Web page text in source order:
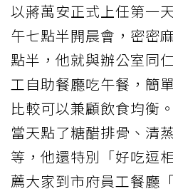
以蔣萬安正式上任第一
午七點半開晨會，密密
點半，他就與辦公室同
工自助餐廳吃午餐，簡
比較可以兼顧飲食均衡
當天點了糖醋排骨、清
等，他還特別「好吃逗
薦大家到市府員工餐廳